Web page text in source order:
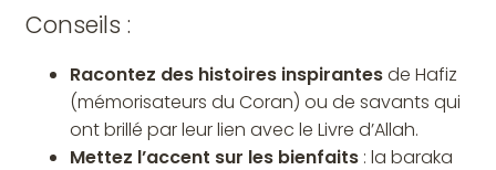
Conseils :
Racontez des histoires inspirantesde Hafiz
(mémorisateurs du Coran) ou de savants qui
ont brillé par leur lien avec le Livre d’Allah.
Mettez l’accent sur les bienfaits : la baraka